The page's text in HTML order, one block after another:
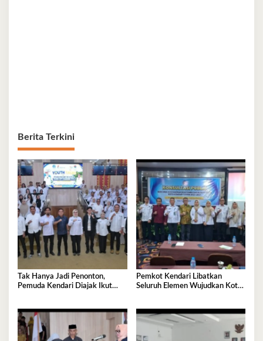
Berita Terkini
Tak Hanya Jadi Penonton,
Pemuda Kendari Diajak Ikut
Pemkot Kendari Libatkan
Seluruh Elemen Wujudkan Kota